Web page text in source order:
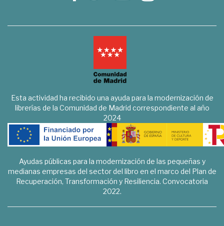
Esta actividad ha recibido una ayuda para la modernización de
librerías de la Comunidad de Madrid correspondiente al año
2024
Ayudas públicas para la modernización de las pequeñas y
medianas empresas del sector del libro en el marco del Plan de
Recuperación, Transformación y Resiliencia. Convocatoria
2022.